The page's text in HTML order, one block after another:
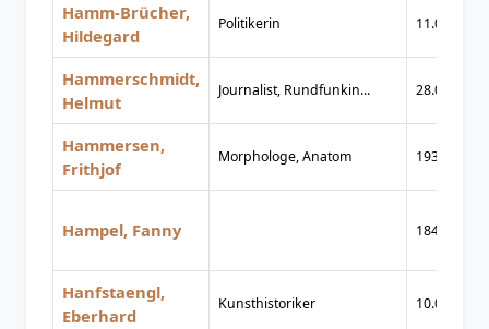
Hamm-Brücher,
Hildegard
Politikerin 11.05.1921
Hammerschmidt,
Helmut
Journalist, Rundfunkin... 28.05.1920
Hammersen,
Frithjof
Morphologe, Anatom 1932
Hampel, Fanny 1845
Hanfstaengl,
Eberhard
Kunsthistoriker 10.02.1886